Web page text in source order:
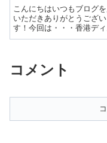
＆ソフトクリーム！
こんにちはいつもブログ
いただきありがとうござい
す！今回は・・・香港デ
ーおすすめ食べ歩きフー
リーティングを紹介しまし
▶ 香港ディズニーのメイン
コメント